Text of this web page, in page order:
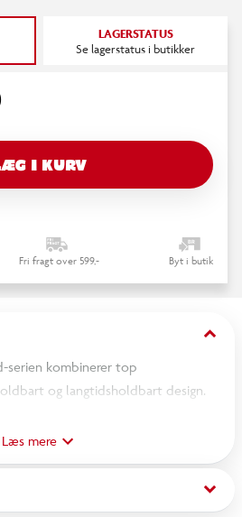
LAGERSTATUS
Se lagerstatus i butikker
I KURV
Fri fragt over 599,- Byt i butik
keyboard_arrow_down
serien kombinerer top
og langtidsholdbart design.
der kan modstå intensiv brug
være støbte, robuste stik med
og nikkelbelægning er dette
tilslutning og frakobling.
Læs mere
keyboard_arrow_down